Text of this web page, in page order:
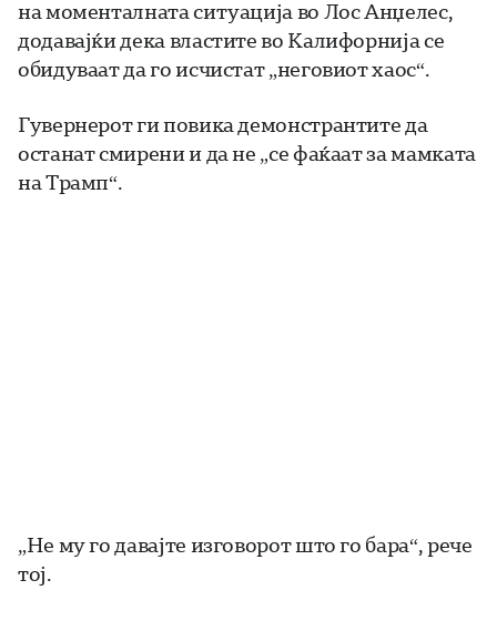
на моменталната ситуација во Лос Анџелес,
додавајќи дека властите во Калифорнија се
обидуваат да го исчистат „неговиот хаос“.
Гувернерот ги повика демонстрантите да
останат смирени и да не „се фаќаат за мамката
на Трамп“.
„Не му го давајте изговорот што го бара“, рече
тој.